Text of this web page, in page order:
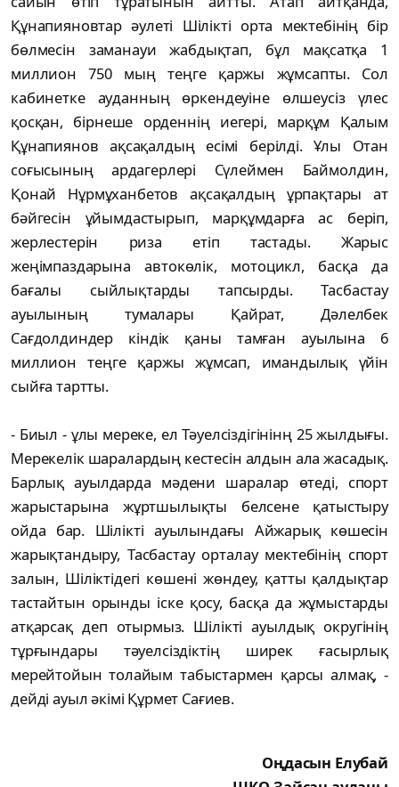
Құнапияновтар әулеті Шілікті орта мектебінің бір
бөлмесін заманауи жабдықтап, бұл мақсатқа 1
миллион 750 мың теңге қаржы жұмсапты. Сол
кабинетке ауданның өркендеуіне өлшеусіз үлес
қосқан, бірнеше орденнің иегері, марқұм Қалым
Құнапиянов ақсақалдың есімі берілді. Ұлы Отан
соғысының ардагерлері Сүлеймен Баймолдин,
Қонай Нұрмұханбетов ақсақалдың ұрпақтары ат
бәйгесін ұйымдастырып, марқұмдарға ас беріп,
жерлестерін риза етіп тастады. Жарыс
жеңімпаздарына автокөлік, мотоцикл, басқа да
бағалы сыйлықтарды тапсырды. Тасбастау
ауылының тумалары Қайрат, Дәлелбек
Сағдолдиндер кіндік қаны тамған ауылына 6
миллион теңге қаржы жұмсап, имандылық үйін
сыйға тартты.
- Биыл - ұлы мереке, ел Тәуелсіздігінінң 25 жылдығы.
Мерекелік шаралардың кестесін алдын ала жасадық.
Барлық ауылдарда мәдени шаралар өтеді, спорт
жарыстарына жұртшылықты белсене қатыстыру
ойда бар. Шілікті ауылындағы Айжарық көшесін
жарықтандыру, Тасбастау орталау мектебінің спорт
залын, Шіліктідегі көшені жөндеу, қатты қалдықтар
тастайтын орынды іске қосу, басқа да жұмыстарды
атқарсақ деп отырмыз. Шілікті ауылдық округінің
тұрғындары тәуелсіздіктің ширек ғасырлық
мерейтойын толайым табыстармен қарсы алмақ, -
дейді ауыл әкімі Құрмет Сағиев.
Оңдасын Елубай